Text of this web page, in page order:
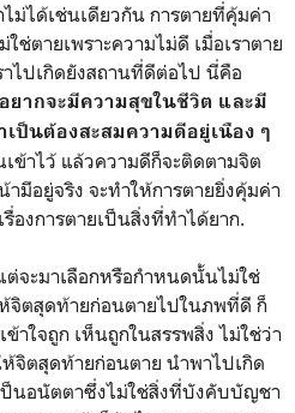
ม่ได้เช่นเดียวกัน การตายที่คุ้มค่า
ช่ตายเพราะความไม่ดี เมื่อเราตาย
ไปเกิดยังสถานที่ดีต่อไป นี่คือ
อยากจะมีความสุขในชีวิต และมี
ป็นต้องสะสมความดีอยู่เนือง ๆ
ข้าไว้ แล้วความดีก็จะติดตามจิต
มีอยู่จริง จะทำให้การตายยิ่งคุ้มค่า
องการตายเป็นสิ่งที่ทำได้ยาก.
จะมาเลือกหรือกำหนดนั้นไม่ใช่
จิตสุดท้ายก่อนตายไปในภพที่ดี ก็
าใจถูก เห็นถูกในสรรพสิ่ง ไม่ใช่ว่า
จิตสุดท้ายก่อนตาย นำพาไปเกิด
ป็นอนัตตาซึ่งไม่ใช่สิ่งที่บังคับบัญชา